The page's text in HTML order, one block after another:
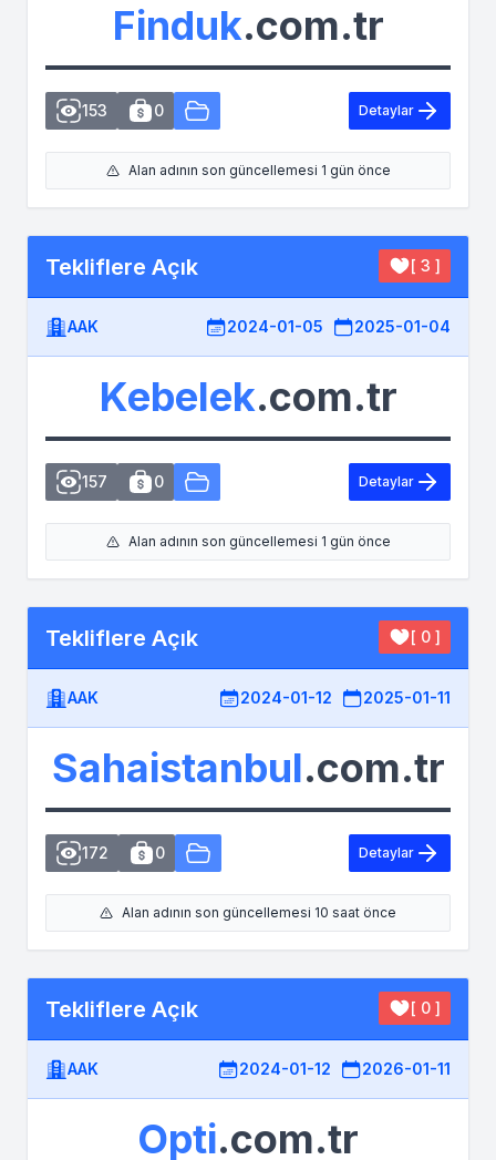
Finduk.com.tr
153 0 Detaylar
Alan adının son güncellemesi 1 gün önce
Tekliflere Açık [ 3 ]
AAK 2024-01-05 2025-01-04
Kebelek.com.tr
157 0 Detaylar
Alan adının son güncellemesi 1 gün önce
Tekliflere Açık [ 0 ]
AAK 2024-01-12 2025-01-11
Sahaistanbul.com.tr
172 0 Detaylar
Alan adının son güncellemesi 10 saat önce
Tekliflere Açık [ 0 ]
AAK 2024-01-12 2026-01-11
Opti.com.tr